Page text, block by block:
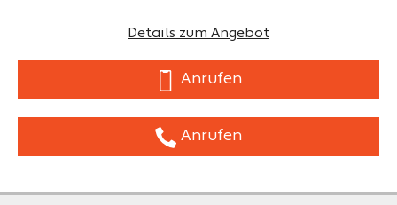
Details zum Angebot
Anrufen
Anrufen